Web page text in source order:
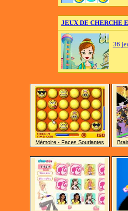
JEUX DE CHERCHE
36
Mémoire - Faces Souriantes